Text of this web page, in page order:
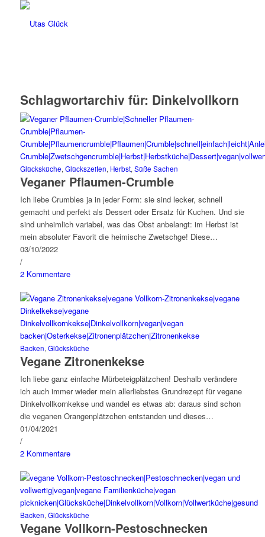
Schlagwortarchiv für: Dinkelvollkorn
Glücksküche, Glückszeiten, Herbst, Süße Sachen
Veganer Pflaumen-Crumble
Ich liebe Crumbles ja in jeder Form: sie sind lecker, schnell
gemacht und perfekt als Dessert oder Ersatz für Kuchen. Und sie
sind unheimlich variabel, was das Obst anbelangt: im Herbst ist
mein absoluter Favorit die heimische Zwetschge! Diese…
03/10/2022
/
2 Kommentare
Backen, Glücksküche
Vegane Zitronenkekse
Ich liebe ganz einfache Mürbeteigplätzchen! Deshalb verändere
ich auch immer wieder mein allerliebstes Grundrezept für vegane
Dinkelvollkornkekse und wandel es etwas ab: daraus sind schon
die veganen Orangenplätzchen entstanden und dieses…
01/04/2021
/
2 Kommentare
Backen, Glücksküche
Vegane Vollkorn-Pestoschnecken